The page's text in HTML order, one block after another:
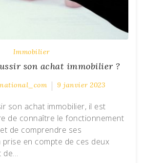
Immobilier
son achat immobilier ?
9 janvier 2023
son achat immobilier, il est
de connaître le fonctionnement
de comprendre ses
en compte de ces deux
de…